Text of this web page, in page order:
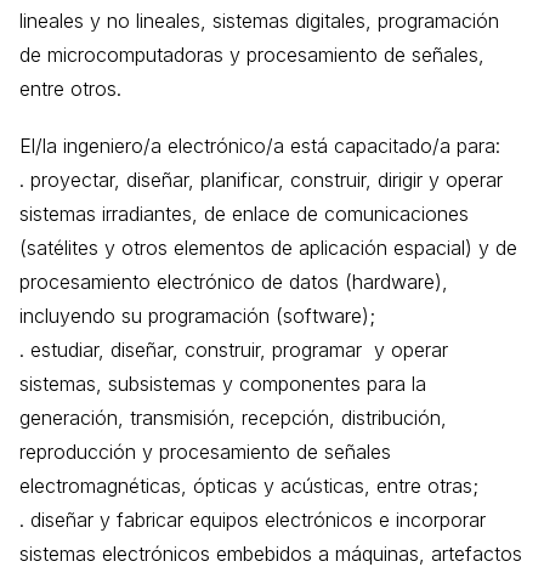
lineales y no lineales, sistemas digitales, programación
de microcomputadoras y procesamiento de señales,
entre otros.
El/la ingeniero/a electrónico/a está capacitado/a para:
. proyectar, diseñar, planificar, construir, dirigir y operar
sistemas irradiantes, de enlace de comunicaciones
(satélites y otros elementos de aplicación espacial) y de
procesamiento electrónico de datos (hardware),
incluyendo su programación (software);
. estudiar, diseñar, construir, programar y operar
sistemas, subsistemas y componentes para la
generación, transmisión, recepción, distribución,
reproducción y procesamiento de señales
electromagnéticas, ópticas y acústicas, entre otras;
. diseñar y fabricar equipos electrónicos e incorporar
sistemas electrónicos embebidos a máquinas, artefactos